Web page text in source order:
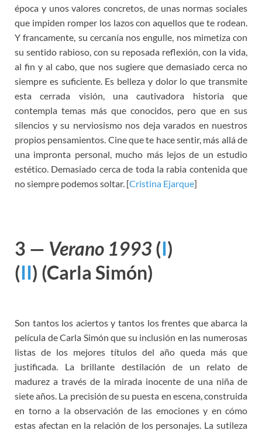
época y unos valores concretos, de unas normas sociales
que impiden romper los lazos con aquellos que te rodean.
Y francamente, su cercanía nos engulle, nos mimetiza con
su sentido rabioso, con su reposada reflexión, con la vida,
al fin y al cabo, que nos sugiere que demasiado cerca no
siempre es suficiente. Es belleza y dolor lo que transmite
esta cerrada visión, una cautivadora historia que
contempla temas más que conocidos, pero que en sus
silencios y su nerviosismo nos deja varados en nuestros
propios pensamientos. Cine que te hace sentir, más allá de
una impronta personal, mucho más lejos de un estudio
estético. Demasiado cerca de toda la rabia contenida que
no siempre podemos soltar. [Cristina Ejarque]
3 — Verano 1993(I)
(II) (Carla Simón)
Son tantos los aciertos y tantos los frentes que abarca la
película de Carla Simón que su inclusión en las numerosas
listas de los mejores títulos del año queda más que
justificada. La brillante destilación de un relato de
madurez a través de la mirada inocente de una niña de
siete años. La precisión de su puesta en escena, construida
en torno a la observación de las emociones y en cómo
estas afectan en la relación de los personajes. La sutileza